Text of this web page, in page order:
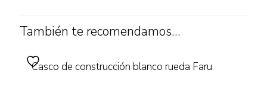
También te recomendamos…
Casco de construcción blanco rueda Faru